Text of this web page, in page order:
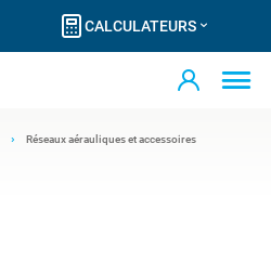
CALCULATEURS
Réseaux aérauliques et accessoires